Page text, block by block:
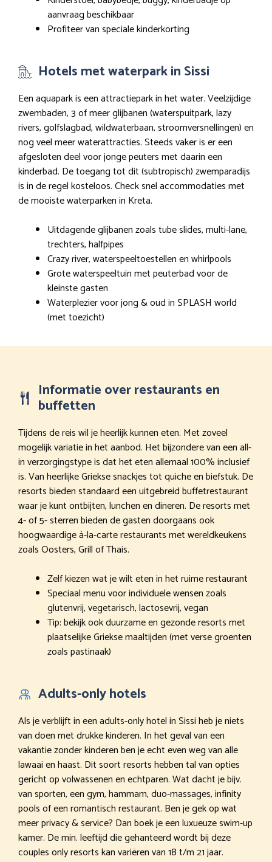
aanvraag beschikbaar
Profiteer van speciale kinderkorting
Hotels met waterpark in Sissi
Een aquapark is een attractiepark in het water. Veelzijdige
zwembaden, 3 of meer glijbanen (waterspuitpark, lazy
rivers, golfslagbad, wildwaterbaan, stroomversnellingen) en
nog veel meer waterattracties. Steeds vaker is er een
afgesloten deel voor jonge peuters met daarin een
kinderbad. De toegang tot dit (subtropisch) zwemparadijs
is in de regel kosteloos. Check snel accommodaties met
de mooiste waterparken in Kreta.
Uitdagende glijbanen zoals tube slides, multi-lane,
trechters, halfpipes
Crazy river, waterspeeltoestellen en whirlpools
Grote waterspeeltuin met peuterbad voor de
kleinste gasten
Waterplezier voor jong & oud in SPLASH world
(met toezicht)
Informatie over restaurants en
buffetten
Tijdens de reis wil je heerlijk kunnen eten. Met zoveel
mogelijk variatie in het aanbod. Het bijzondere van een all-
in verzorgingstype is dat het eten allemaal 100% inclusief
is. Van heerlijke Griekse snackjes tot quiche en biefstuk. De
resorts bieden standaard een uitgebreid buffetrestaurant
waar je kunt ontbijten, lunchen en dineren. De resorts met
4- of 5- sterren bieden de gasten doorgaans ook
hoogwaardige à-la-carte restaurants met wereldkeukens
zoals Oosters, Grill of Thais.
Zelf kiezen wat je wilt eten in het ruime restaurant
Speciaal menu voor individuele wensen zoals
glutenvrij, vegetarisch, lactosevrij, vegan
Tip: bekijk ook duurzame en gezonde resorts met
plaatselijke Griekse maaltijden (met verse groenten
zoals pastinaak)
Adults-only hotels
Als je verblijft in een adults-only hotel in Sissi heb je niets
van doen met drukke kinderen. In het geval van een
vakantie zonder kinderen ben je echt even weg van alle
lawaai en haast. Dit soort resorts hebben tal van opties
gericht op volwassenen en echtparen. Wat dacht je bijv.
van sporten, een gym, hammam, duo-massages, infinity
pools of een romantisch restaurant. Ben je gek op wat
meer privacy & service? Dan boek je een luxueuze swim-up
kamer. De min. leeftijd die gehanteerd wordt bij deze
couples only resorts kan variëren van 18 t/m 21 jaar.